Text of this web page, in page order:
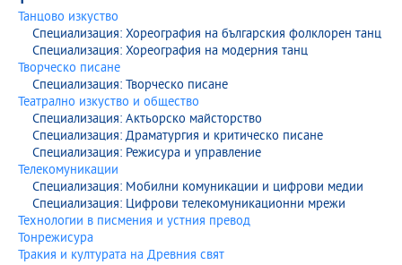
Танцово изкуство
Специализация: Хореография на българския фолклорен танц
Специализация: Хореография на модерния танц
Творческо писане
Специализация: Творческо писане
Театрално изкуство и общество
Специализация: Актьорско майсторство
Специализация: Драматургия и критическо писане
Специализация: Режисура и управление
Телекомуникации
Специализация: Мобилни комуникации и цифрови медии
Специализация: Цифрови телекомуникационни мрежи
Технологии в писмения и устния превод
Тонрежисура
Тракия и културата на Древния свят